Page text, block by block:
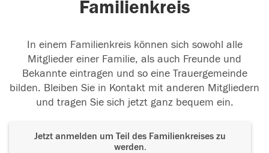
Familienkreis
In einem Familienkreis können sich sowohl alle
Mitglieder einer Familie, als auch Freunde und
Bekannte eintragen und so eine Trauergemeinde
bilden. Bleiben Sie in Kontakt mit anderen Mitgliedern
und tragen Sie sich jetzt ganz bequem ein.
Jetzt anmelden um Teil des Familienkreises zu
werden.